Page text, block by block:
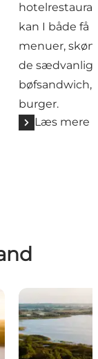
kan I både få
menuer, skøn
de
bøfsandwich,
burger.
Læs mere
New Course i